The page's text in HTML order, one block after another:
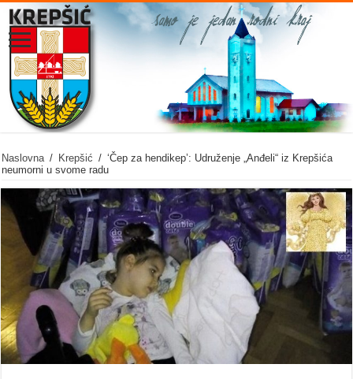
Naslovna / Krepšić / ‘Čep za hendikep’: Udruženje „Anđeli“ iz Krepšića
neumorni u svome radu